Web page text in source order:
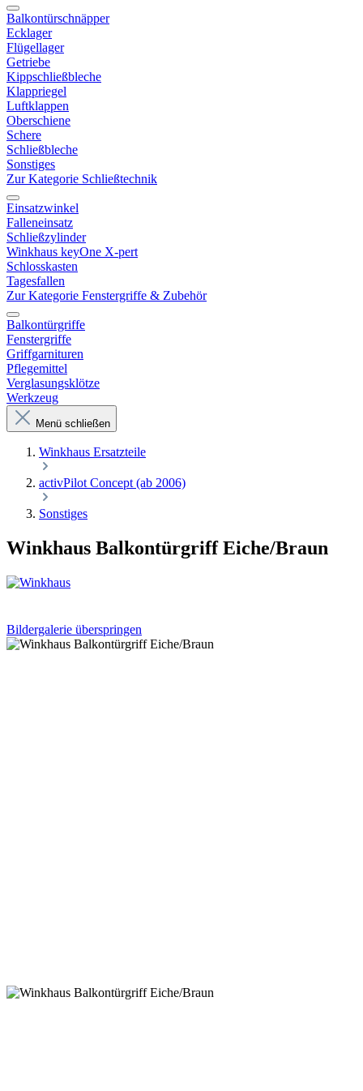
Balkontürschnäpper
Ecklager
Flügellager
Getriebe
Kippschließbleche
Klappriegel
Luftklappen
Oberschiene
Schere
Schließbleche
Sonstiges
Zur Kategorie Schließtechnik
Einsatzwinkel
Falleneinsatz
Schließzylinder
Winkhaus keyOne X-pert
Schlosskasten
Tagesfallen
Zur Kategorie Fenstergriffe & Zubehör
Balkontürgriffe
Fenstergriffe
Griffgarnituren
Pflegemittel
Verglasungsklötze
Werkzeug
Menü schließen
Winkhaus Ersatzteile
activPilot Concept (ab 2006)
Sonstiges
Winkhaus Balkontürgriff Eiche/Braun
Bildergalerie überspringen